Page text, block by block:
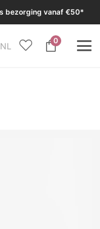
bezorging vanaf €50*
NL
0
Conceptstore